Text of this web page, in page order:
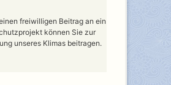
freiwilligen Beitrag an ein
können Sie zur
unseres Klimas beitragen.